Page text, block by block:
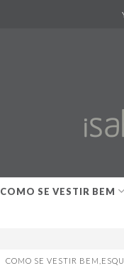
COMO SE VESTIR BEM
COMO SE VESTIR BEM